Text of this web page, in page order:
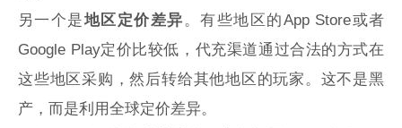
另一个是地区定价差异 。有些地区的App Store或者
Google Play定价比较低，代充渠道通过合法的方式在
这些地区采购，然后转给其他地区的玩家。这不是黑
产，而是利用全球定价差异。